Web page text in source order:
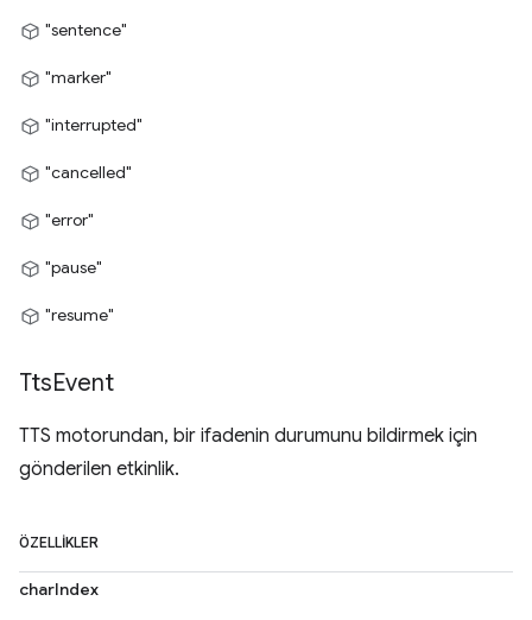
"sentence"
"marker"
"interrupted"
"cancelled"
"error"
"pause"
"resume"
TtsEvent
TTS motorundan, bir ifadenin durumunu bildirmek için
gönderilen etkinlik.
ÖZELLIKLER
charIndex